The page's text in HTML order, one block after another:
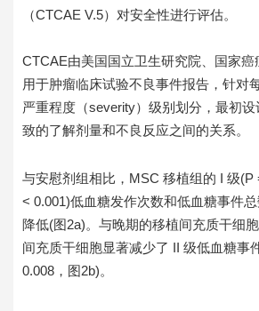
（CTCAE V.5）对安全性进行评估。
CTCAE由美国国立卫生研究院、国家
用于肿瘤临床试验不良事件报告，针对
严重程度（severity）级别划分，最初
致的了解剂量和不良反应之间的关系。
与安慰剂组相比，MSC 移植组的 I 级(P
< 0.001)低血糖发作次数和低血糖事件
降低(图2a)。与晚期的移植间充质干细
间充质干细胞显著减少了 II 级低血糖事
0.008，图2b)。